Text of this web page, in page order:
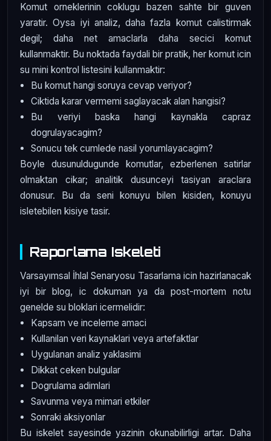
Komut orneklerinin coklugu bazen sahte bir guven
yaratir. Oysa iyi analiz, daha fazla komut calistirmak
degil; daha net amaclarla daha secici komut
kullanmaktir. Bu noktada faydali bir pratik, her komut icin
su mini kontrol listesini kullanmaktir:
Bu komut hangi soruya cevap veriyor?
Ciktida karar vermemi saglayacak alan hangisi?
Bu veriyi baska hangi kaynakla capraz
dogrulayacagim?
Sonucu tek cumlede nasil yorumlayacagim?
Boyle dusunuldugunde komutlar, ezberlenen satirlar
olmaktan cikar; analitik dusunceyi tasiyan araclara
donusur. Bu da seni konuyu bilen kisiden, konuyu
isletebilen kisiye tasir.
Raporlama Iskeleti
Varsayımsal İhlal Senaryosu Tasarlama icin hazirlanacak
iyi bir blog, ic dokuman ya da post-mortem notu
genelde su bloklari icermelidir:
Kapsam ve inceleme amaci
Kullanilan veri kaynaklari veya artefaktlar
Uygulanan analiz yaklasimi
Dikkat ceken bulgular
Dogrulama adimlari
Savunma veya mimari etkiler
Sonraki aksiyonlar
Bu iskelet sayesinde yazinin okunabilirligi artar. Daha